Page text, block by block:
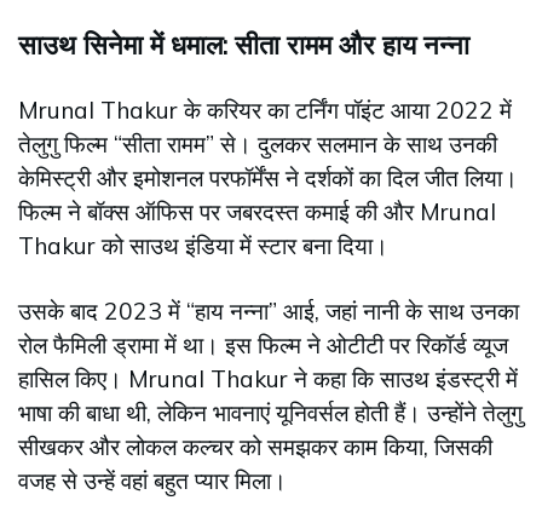
साउथ सिनेमा में धमाल: सीता रामम और हाय नन्ना
Mrunal Thakur के करियर का टर्निंग पॉइंट आया 2022 में
तेलुगु फिल्म “सीता रामम” से। दुलकर सलमान के साथ उनकी
केमिस्ट्री और इमोशनल परफॉर्मेंस ने दर्शकों का दिल जीत लिया।
फिल्म ने बॉक्स ऑफिस पर जबरदस्त कमाई की और Mrunal
Thakur को साउथ इंडिया में स्टार बना दिया।
उसके बाद 2023 में “हाय नन्ना” आई, जहां नानी के साथ उनका
रोल फैमिली ड्रामा में था। इस फिल्म ने ओटीटी पर रिकॉर्ड व्यूज
हासिल किए। Mrunal Thakur ने कहा कि साउथ इंडस्ट्री में
भाषा की बाधा थी, लेकिन भावनाएं यूनिवर्सल होती हैं। उन्होंने तेलुगु
सीखकर और लोकल कल्चर को समझकर काम किया, जिसकी
वजह से उन्हें वहां बहुत प्यार मिला।